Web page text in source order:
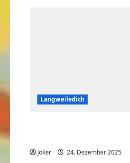
Langweiledich
Joker 24. Dezember 2025